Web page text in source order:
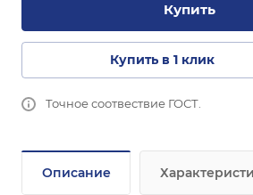
Купить
Купить в 1 клик
Точное соотвествие ГОСТ.
Описание